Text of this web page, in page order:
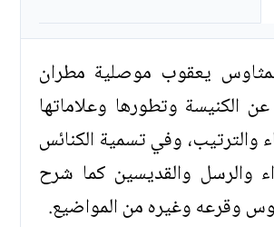
يعقوب موصلية مطران
الكنيسة وتطورها وعلاماتها
والترتيب، وفي تسمية الكنائس
والرسل والقديسين كما شرح
وقرعه وغيره من المواضيع.